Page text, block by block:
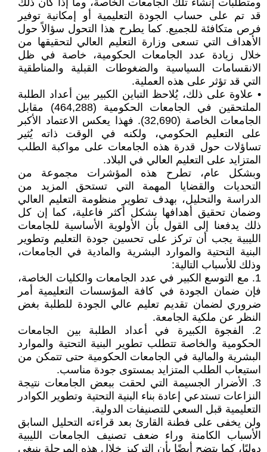
ومتطلبات إنشاء تلك الجامعات الخاصة، وما إذا كان ذلك
قد تم على حساب الجودة التعليمية أو إمكانية توفير
فرص متكافئة للجميع. كما يطرح هذا التحول سؤالاً حول
الأهداف التي تسعى وزارة التعليم العالي لتحقيقها من
خلال زيادة عدد الجامعات الحكومية، خاصة في ظل
الانقسامات السياسية والضغوطات القبلية والمناطقية
التي قد تؤثر على هذه العملية.
• علاوة على ذلك، يُلاحظ التباين الكبير بين أعداد الطلبة
الملتحقين في الجامعات الحكومية (464,288) مقابل
الجامعات الخاصة (32,690). فهذا يعكس الاعتماد الأكبر
على التعليم الحكومي، ولكنه في الوقت ذاته يُثير
تساؤلات حول قدرة هذه الجامعات على مواكبة الطلب
المتزايد على التعليم العالي في البلاد.
وبشكل عام، تطرح هذه المؤشرات مجموعة من
التحديات والقضايا المهمة التي تستحق المزيد من
الدراسة والتحليل، بهدف تطوير منظومة التعليم العالي
وضمان تحقيق أهدافها بشكل أكثر فاعلية، كما إن كل
ذلك يدفعنا إلى القول بأن الأولوية الأساسية للجامعات
الليبية يجب أن تركز على تحسين جودة التعليم وتطوير
البنية التحتية والموارد البشرية والمادية في الجامعات،
وذلك للأسباب التالية:
1. مع التوسع الكبير في عدد الجامعات والكليات الخاصة،
فإن ضمان الجودة في كافة المؤسسات التعليمية أمر
ضروري لضمان تقديم تعليم عالي الجودة للطلبة بغض
النظر عن ملكية الجامعة.
2. الفجوة الكبيرة في أعداد الطلبة بين الجامعات
الحكومية والخاصة تتطلب تطوير البنية التحتية والموارد
البشرية والمالية في الجامعات الحكومية حتى تتمكن من
استيعاب الطلب المتزايد بمستوى جودة مناسب.
3. الأضرار الجسيمة التي لحقت ببعض الجامعات نتيجة
النزاعات تستدعي إعادة بناء البنية التحتية وتطوير الكوادر
التعليمية قبل السعي للتصنيفات الدولية.
ولن يخفى على فطنة القارئ بعد قراءته التحليل السابق
الأسباب الكامنة وراء ضعف تصنيف الجامعات الليبية
دوليًا، كما يتضح أيضًا بأن التركيز خلال هذه المرحلة ينبغي